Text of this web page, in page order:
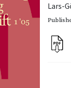
Lars-